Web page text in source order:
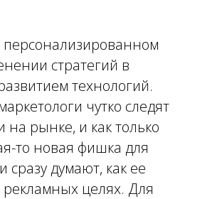
персонализированном
стратегий в
технологий.
чутко следят
рынке, и как только
то новая фишка для
сразу думают, как ее
рекламных целях. Для